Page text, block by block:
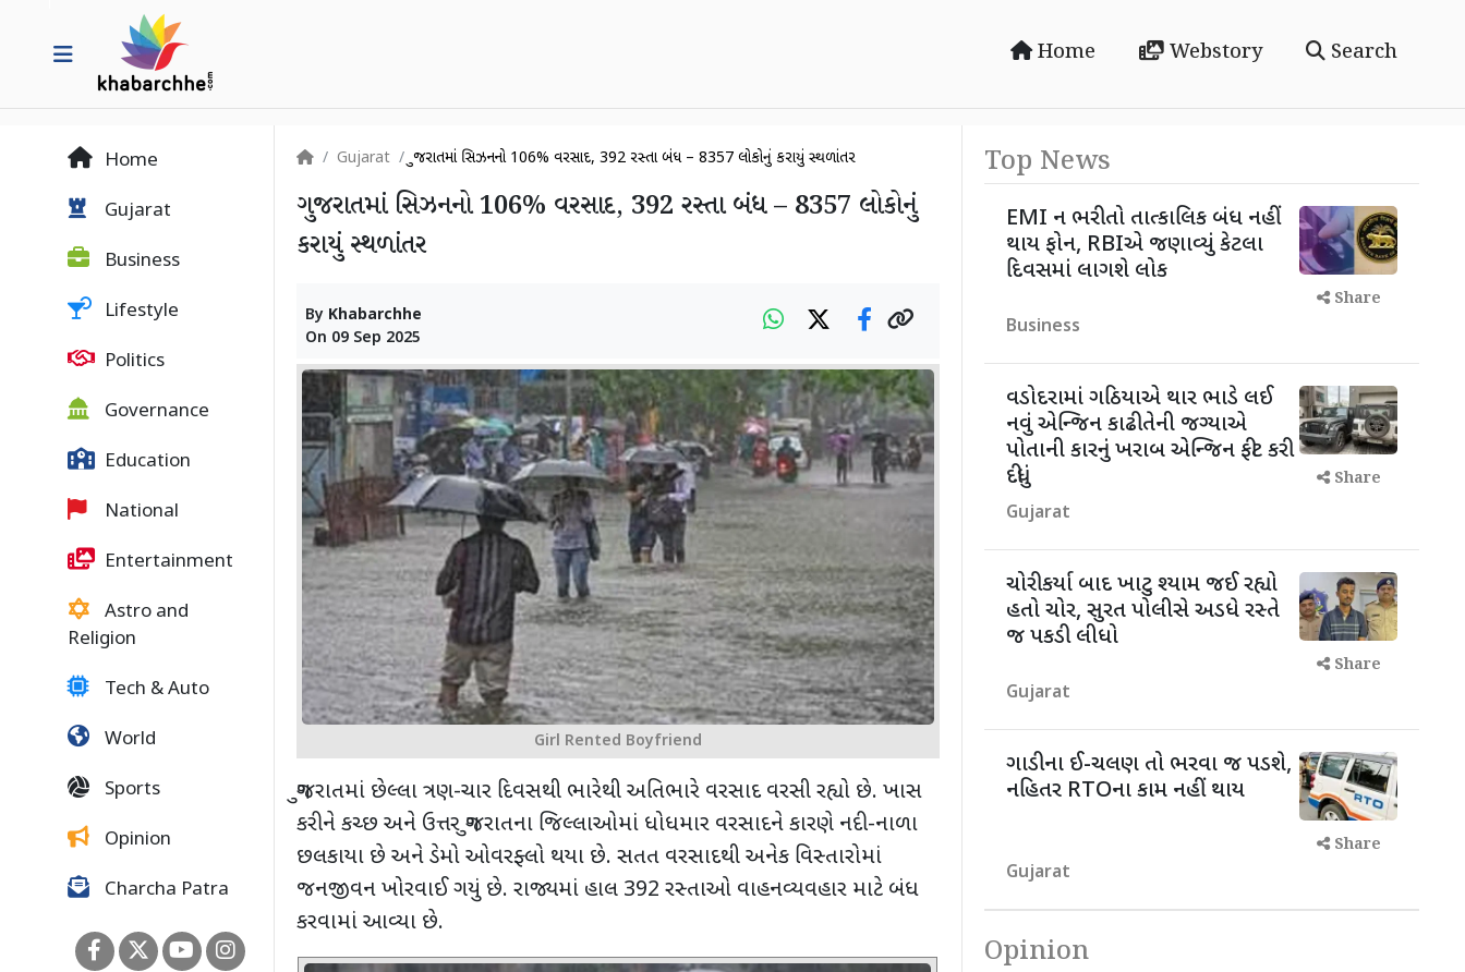
Home Webstory Search
Home
Gujarat
Business
Lifestyle
Politics
Governance
Education
National
Entertainment
Astro and
Religion
Tech & Auto
World
Sports
Opinion
Charcha Patra
Gujarat ગુજરાતમાં સિઝનનો 106% વરસાદ, 392 રસ્તા બંધ – 8357 લોકોનું કરાયું સ્થળાંતર
ગુજરાતમાં સિઝનનો 106% વરસાદ, 392 રસ્તા બંધ – 8357 લોકોનું
કરાયું સ્થળાંતર
By Khabarchhe
On 09 Sep 2025
Girl Rented Boyfriend
ગુજરાતમાં છેલ્લા ત્રણ-ચાર દિવસથી ભારેથી અતિભારે વરસાદ વરસી રહ્યો છે. ખાસ
કરીને કચ્છ અને ઉત્તર ગુજરાતના જિલ્લાઓમાં ધોધમાર વરસાદને કારણે નદી-નાળા
છલકાયા છે અને ડેમો ઓવરફ્લો થયા છે. સતત વરસાદથી અનેક વિસ્તારોમાં
જનજીવન ખોરવાઈ ગયું છે. રાજ્યમાં હાલ 392 રસ્તાઓ વાહનવ્યવહાર માટે બંધ
કરવામાં આવ્યા છે.
Top News
EMI ન ભરી તો તાત્કાલિક બંધ નહીં
થાય ફોન, RBIએ જણાવ્યું કેટલા
દિવસમાં લાગશે લોક
Business
Share
વડોદરામાં ગઠિયાએ થાર ભાડે લઈ
નવું એન્જિન કાઢી તેની જગ્યાએ
પોતાની કારનું ખરાબ એન્જિન ફીટ કરી
દીધું
Gujarat
Share
ચોરી કર્યા બાદ ખાટુ શ્યામ જઈ રહ્યો
હતો ચોર, સુરત પોલીસે અડધે રસ્તે
જ પકડી લીધો
Gujarat
Share
ગાડીના ઈ-ચલણ તો ભરવા જ પડશે,
નહિતર RTOના કામ નહીં થાય
Gujarat
Share
Opinion